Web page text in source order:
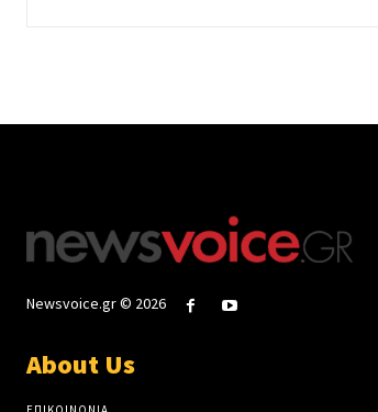
Newsvoice.gr © 2026
About Us